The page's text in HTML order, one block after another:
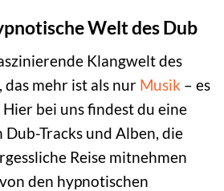
Welt des Dub
Klangwelt des
das mehr ist als nur Musik – es
bei uns findest du eine
Dub-Tracks und Alben, die
Reise mitnehmen
den hypnotischen